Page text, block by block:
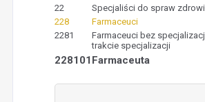
22
Specjaliści do spraw
228
Farmaceuci
2281
Farmaceuci bez
trakcie specjalizacji
228101 Farmaceuta